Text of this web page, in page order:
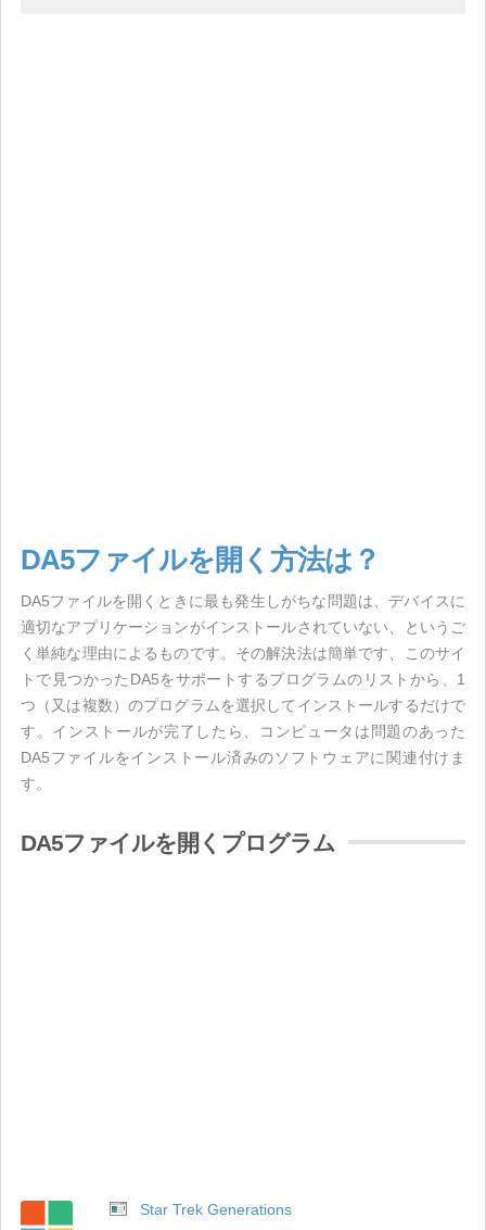
DA5ファイルを開く方法は？
DA5ファイルを開くときに最も発生しがちな問題は、デバイスに
適切なアプリケーションがインストールされていない、というご
く単純な理由によるものです。その解決法は簡単です、このサイ
トで見つかったDA5をサポートするプログラムのリストから、1
つ（又は複数）のプログラムを選択してインストールするだけで
す。インストールが完了したら、コンピュータは問題のあった
DA5ファイルをインストール済みのソフトウェアに関連付けま
す。
DA5ファイルを開くプログラム
Star Trek Generations